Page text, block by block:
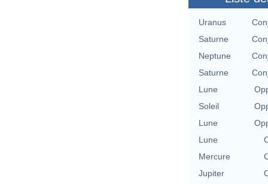
Uranus
Saturne
Neptune
Saturne
Lune
Soleil
Lune
Lune
Mercure
Jupiter